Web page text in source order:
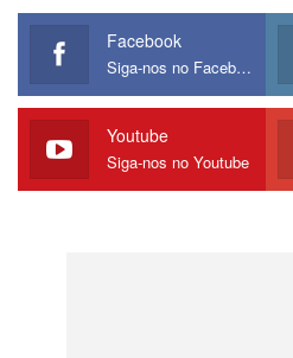
Nativos residentes no
Facebook
Siga-nos no Facebook
Youtube
Siga-nos no Youtube